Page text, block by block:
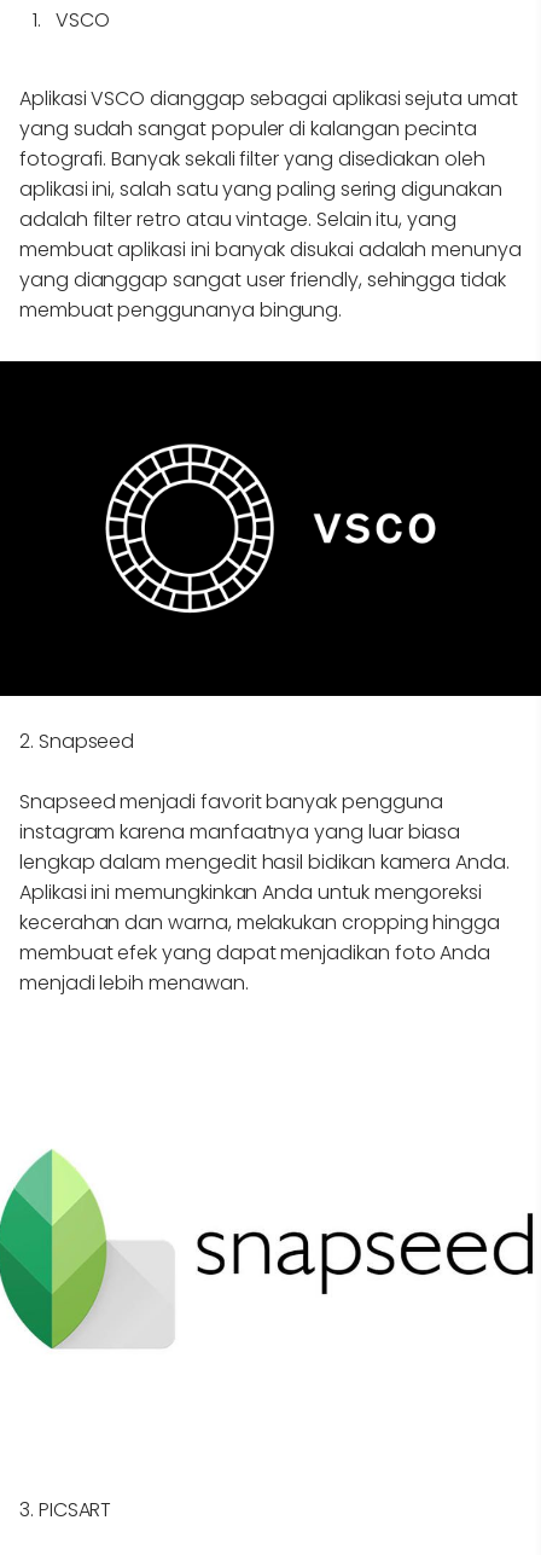
VSCO
Aplikasi VSCO dianggap sebagai aplikasi sejuta umat
yang sudah sangat populer di kalangan pecinta
fotografi. Banyak sekali filter yang disediakan oleh
aplikasi ini, salah satu yang paling sering digunakan
adalah filter retro atau vintage. Selain itu, yang
membuat aplikasi ini banyak disukai adalah menunya
yang dianggap sangat user friendly, sehingga tidak
membuat penggunanya bingung.
2. Snapseed
Snapseed menjadi favorit banyak pengguna
instagram karena manfaatnya yang luar biasa
lengkap dalam mengedit hasil bidikan kamera Anda.
Aplikasi ini memungkinkan Anda untuk mengoreksi
kecerahan dan warna, melakukan cropping hingga
membuat efek yang dapat menjadikan foto Anda
menjadi lebih menawan.
3. PICSART